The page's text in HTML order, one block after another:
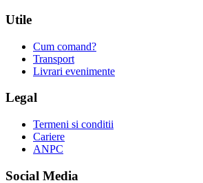
Utile
Cum comand?
Transport
Livrari evenimente
Legal
Termeni si conditii
Cariere
ANPC
Social Media